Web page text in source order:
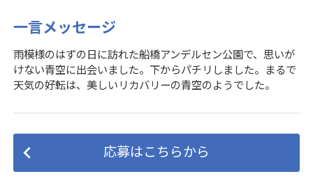
一言メッセージ
雨模様のはずの日に訪れた船橋アンデルセン公園で、思いが
けない青空に出会いました。下からパチリしました。まるで
天気の好転は、美しいリカバリーの青空のようでした。
応募はこちらから